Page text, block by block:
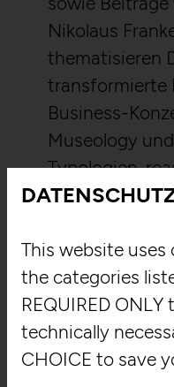
Nikolaus
thematisieren
transformierte
Business-
Museology
Typologien.
This website uses
the categories
REQUIRED
technically
CHOICE to save